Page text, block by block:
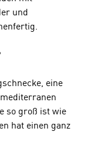
und
eine
so groß ist wie
hat einen ganz